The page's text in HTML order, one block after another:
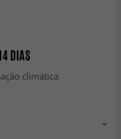
DIAS
climática